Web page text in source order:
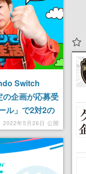
Switch
企画が応募受
ル」で2対2の
2022年5月26日 公開